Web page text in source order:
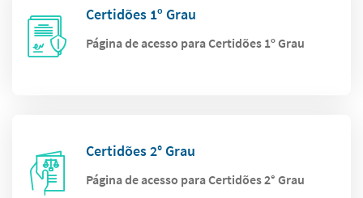
Certidões 1º Grau
Página de acesso para Certidões 1º Grau
Certidões 2° Grau
Página de acesso para Certidões 2° Grau